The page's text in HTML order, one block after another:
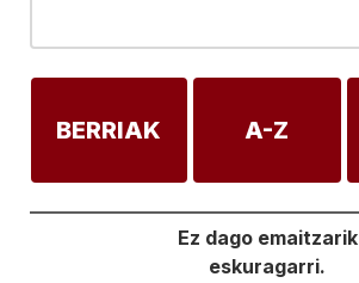
BERRIAK A-Z
Ez dago emaitzarik
eskuragarri.